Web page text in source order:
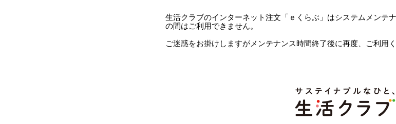
生活クラブのインターネット注文「ｅくらぶ」はシステムメンテ
の間はご利用できません。
ご迷惑をお掛けしますがメンテナンス時間終了後に再度、ご利用く